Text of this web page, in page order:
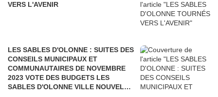
VERS L'AVENIR
LES SABLES D'OLONNE : SUITES DES
CONSEILS MUNICIPAUX ET
COMMUNAUTAIRES DE NOVEMBRE
2023 VOTE DES BUDGETS LES
SABLES D'OLONNE VILLE NOUVELLE